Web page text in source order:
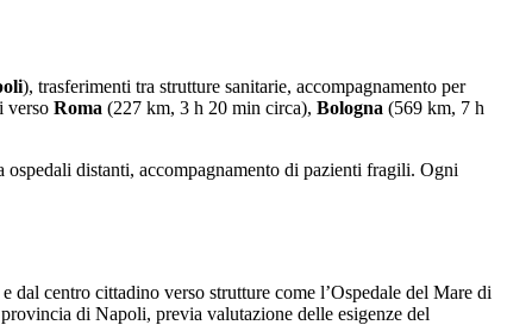
), trasferimenti tra strutture sanitarie, accompagnamento per
verso Roma (227 km, 3 h 20 min circa), Bologna (569 km, 7 h
distanti, accompagnamento di pazienti fragili. Ogni
centro cittadino verso strutture come l’Ospedale del Mare di
di Napoli, previa valutazione delle esigenze del